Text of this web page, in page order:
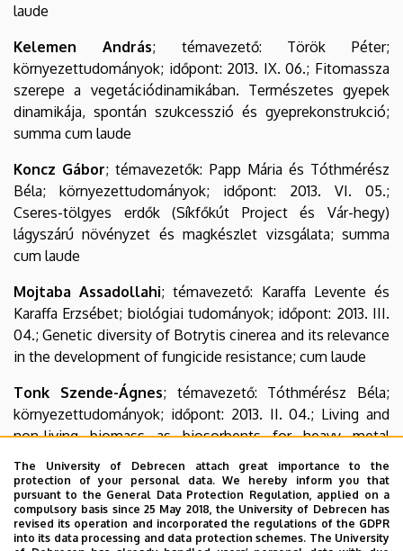
laude
Kelemen András; témavezető: Török Péter;
környezettudományok; időpont: 2013. IX. 06.; Fitomassza
szerepe a vegetációdinamikában. Természetes gyepek
dinamikája, spontán szukcesszió és gyeprekonstrukció;
summa cum laude
Koncz Gábor; témavezetők: Papp Mária és Tóthmérész
Béla; környezettudományok; időpont: 2013. VI. 05.;
Cseres-tölgyes erdők (Síkfőkút Project és Vár-hegy)
lágyszárú növényzet és magkészlet vizsgálata; summa
cum laude
Mojtaba Assadollahi; témavezető: Karaffa Levente és
Karaffa Erzsébet; biológiai tudományok; időpont: 2013. III.
04.; Genetic diversity of Botrytis cinerea and its relevance
in the development of fungicide resistance; cum laude
Tonk Szende-Ágnes; témavezető: Tóthmérész Béla;
környezettudományok; időpont: 2013. II. 04.; Living and
non-living biomass as biosorbents for heavy metal
Vágási István Csongor; témavezetők: Barta Zoltán és
Pap Péter László; biológiai tudományok; időpont: 2013. VI.
10.; A vedlés költségei: tollak minősége, jelzések és
The University of Debrecen attach great importance to the
protection of your personal data. We hereby inform you that
pursuant to the General Data Protection Regulation, applied on a
compulsory basis since 25 May 2018, the University of Debrecen has
revised its operation and incorporated the regulations of the GDPR
into its data processing and data protection schemes. The University